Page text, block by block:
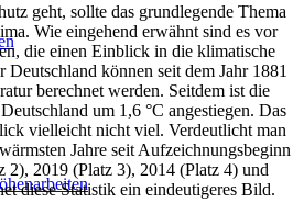
geht, sollte das grundlegende Thema
Wie eingehend erwähnt sind es vor
die einen Einblick in die klimatische
können seit dem Jahr 1881
berechnet werden. Seitdem ist die
um 1,6 °C angestiegen. Das
vielleicht nicht viel. Verdeutlicht man
Jahre seit Aufzeichnungsbeginn
2), 2019 (Platz 3), 2014 (Platz 4) und
diese Statistik ein eindeutigeres Bild.